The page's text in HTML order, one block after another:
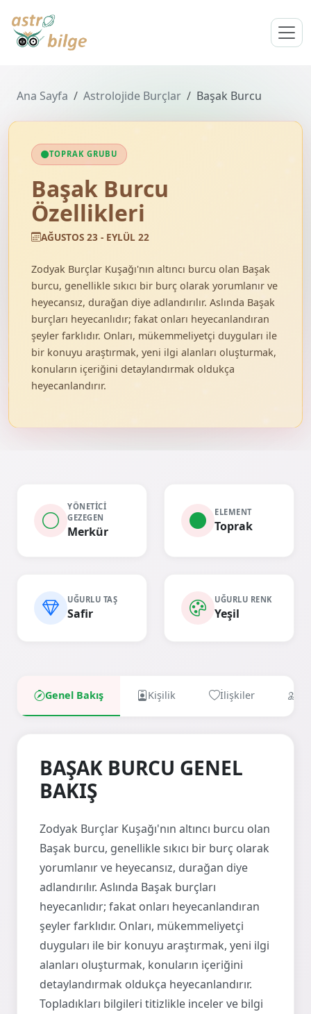
Ana Sayfa Astrolojide Burçlar Başak Burcu
TOPRAK GRUBU
Başak Burcu
Özellikleri
AĞUSTOS 23 - EYLÜL 22
Zodyak Burçlar Kuşağı'nın altıncı burcu olan Başak
burcu, genellikle sıkıcı bir burç olarak yorumlanır ve
heyecansız, durağan diye adlandırılır. Aslında Başak
burçları heyecanlıdır; fakat onları heyecanlandıran
şeyler farklıdır. Onları, mükemmeliyetçi duyguları ile
bir konuyu araştırmak, yeni ilgi alanları oluşturmak,
konuların içeriğini detaylandırmak oldukça
heyecanlandırır.
YÖNETICI
GEZEGEN
Merkür
ELEMENT
Toprak
UĞURLU TAŞ
Safir
UĞURLU RENK
Yeşil
Genel Bakış Kişilik İlişkiler
BAŞAK BURCU GENEL
BAKIŞ
Zodyak Burçlar Kuşağı'nın altıncı burcu olan
Başak burcu, genellikle sıkıcı bir burç olarak
yorumlanır ve heyecansız, durağan diye
adlandırılır. Aslında Başak burçları
heyecanlıdır; fakat onları heyecanlandıran
şeyler farklıdır. Onları, mükemmeliyetçi
duyguları ile bir konuyu araştırmak, yeni ilgi
alanları oluşturmak, konuların içeriğini
detaylandırmak oldukça heyecanlandırır.
Topladıkları bilgileri titizlikle inceler ve bilgi